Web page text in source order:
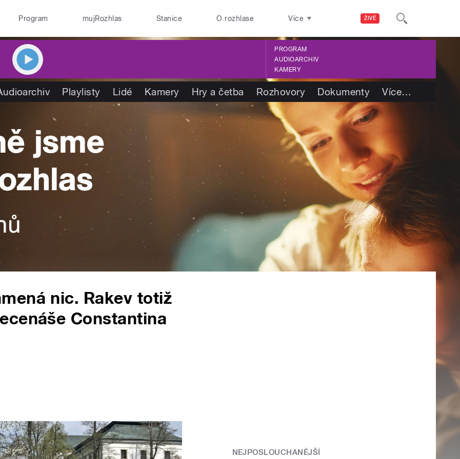
ŽIVĚ
Program mujRozhlas Stanice O rozhlase Více
PROGRAM
AUDIOARCHIV
KAMERY
Playlisty Lidé Kamery Hry a četba Rozhovory Dokumenty Více…
nic. Rakev totiž
Constantina
NEJPOSLOUCHANĚJŠÍ